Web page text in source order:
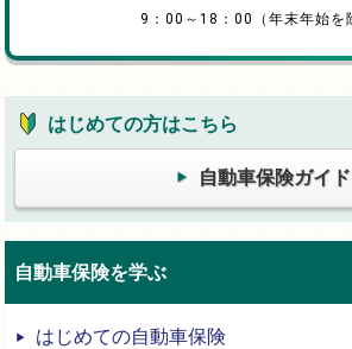
9：00～18：00（年末年始を
はじめての方はこちら
自動車保険ガイド
自動車保険を学ぶ
はじめての自動車保険